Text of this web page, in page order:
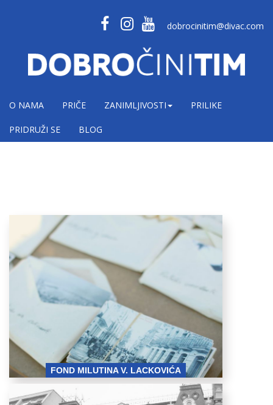
dobrocinitim@divac.com
O NAMA PRIČE ZANIMLJIVOSTI PRILIKE
PRIDRUŽI SE BLOG
milutina-v-
FOND MILUTINA V. LACKOVIĆA